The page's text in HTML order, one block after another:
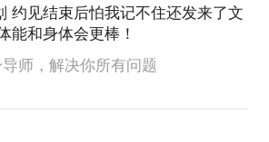
约见结束后怕我记不住还发来了文
能和身体会更棒！
师，解决你所有问题